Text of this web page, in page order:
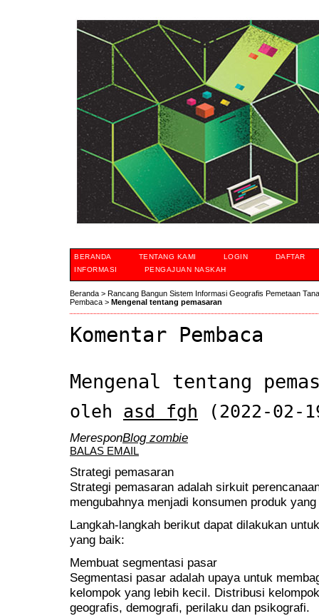
BERANDA TENTANG KAMI LOGIN
DAFTAR
INFORMASI
PENGAJUAN NASKAH
Beranda > Rancang Bangun Sistem Informasi Geografis Pemetaan
Pembaca > Mengenal tentang pemasaran
Komentar Pembaca
Mengenal tentang
oleh asd fgh (2022-02-
MeresponBlog zombie
BALAS EMAIL
Strategi pemasaran
Strategi pemasaran adalah sirkuit
mengubahnya menjadi konsumen produk
Langkah-langkah berikut dapat dilakukan
yang baik:
Membuat segmentasi pasar
Segmentasi pasar adalah upaya untuk
kelompok yang lebih kecil. Distribusi
geografis, demografi, perilaku dan psikografi.